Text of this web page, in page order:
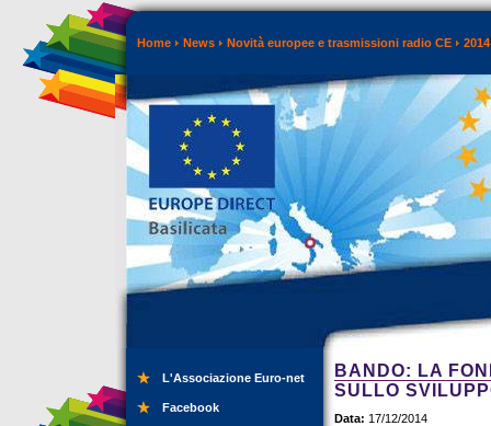
Home News Novità europee e trasmissioni radio CE 2014
L'Associazione Euro-net
Facebook
BANDO: LA
SULLO
Data: 17/12/2014